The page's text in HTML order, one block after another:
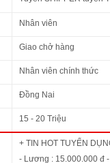
Nhân viên
Giao chở hàng
Nhân viên chính thức
Đồng Nai
15 - 20 Triệu
+ TIN HOT TUYỂN
- Lương : 15.000.000 đ